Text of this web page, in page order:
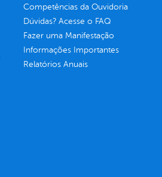
Competências da Ouvidoria
Dúvidas? Acesse o FAQ
Fazer uma Manifestação
Informações Importantes
Relatórios Anuais